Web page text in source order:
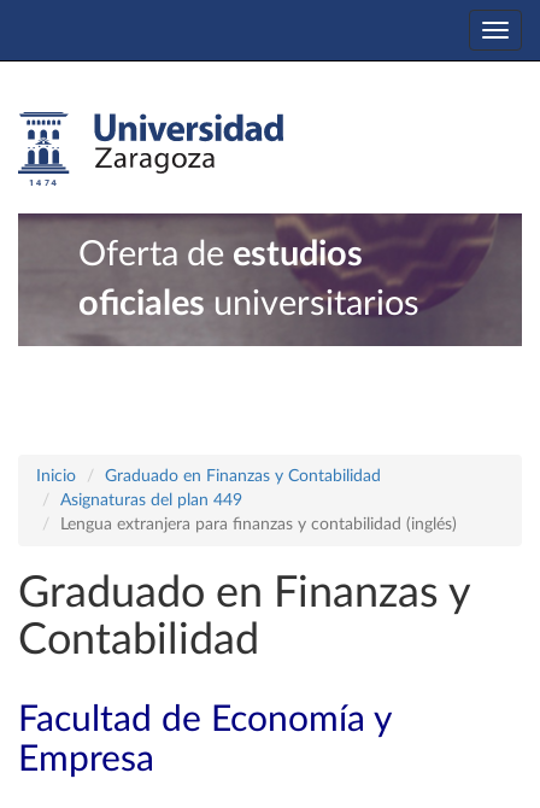
Oferta de estudios
oficiales universitarios
Inicio
Graduado en Finanzas y Contabilidad
Asignaturas del plan 449
Lengua extranjera para finanzas y contabilidad (inglés)
Graduado en Finanzas y
Contabilidad
Facultad de Economía y
Empresa